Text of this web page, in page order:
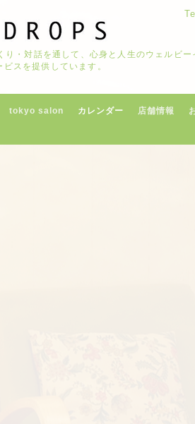
・対話を通して、心身と人生のウェルビー
スを提供しています。
tokyo salon カレンダー 店舗情報